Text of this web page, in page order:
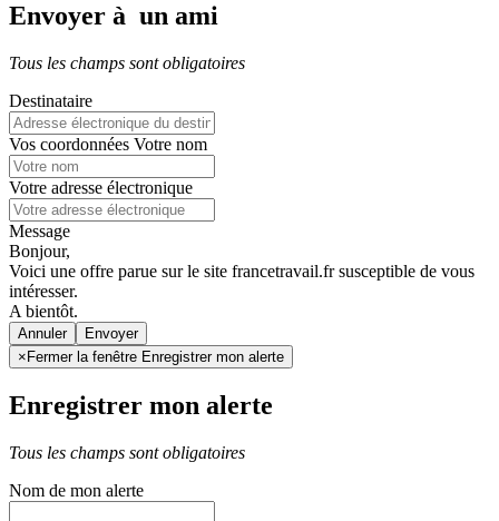
Envoyer à un ami
Tous les champs sont obligatoires
Destinataire
Vos coordonnées Votre nom
Votre adresse électronique
Message
Bonjour,
Voici une offre parue sur le site francetravail.fr susceptible de vous
intéresser.
A bientôt.
Annuler
× Fermer la fenêtre Enregistrer mon alerte
Enregistrer mon alerte
Tous les champs sont obligatoires
Nom de mon alerte